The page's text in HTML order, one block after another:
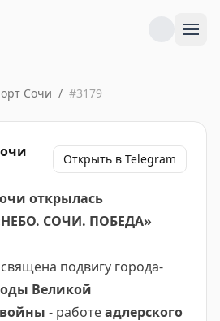
Сочи / #3179
Открыть в Telegram
открылась
СОЧИ. ПОБЕДА»
подвигу города-
Великой
- работеадлерского